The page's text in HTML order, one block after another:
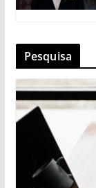
Pesquisa